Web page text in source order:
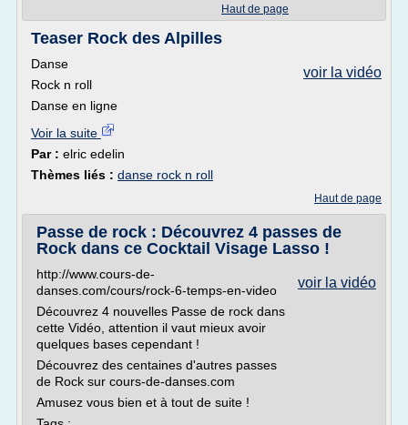
Haut de page
Teaser Rock des Alpilles
voir la vidéo
Danse
Rock n roll
Danse en ligne
Voir la suite
Par : elric edelin
Thèmes liés : danse rock n roll
Haut de page
Passe de rock : Découvrez 4 passes de
Rock dans ce Cocktail Visage Lasso !
voir la vidéo
http://www.cours-de-
danses.com/cours/rock-6-temps-en-video
Découvrez 4 nouvelles Passe de rock dans
cette Vidéo, attention il vaut mieux avoir
quelques bases cependant !
Découvrez des centaines d'autres passes
de Rock sur cours-de-danses.com
Amusez vous bien et à tout de suite !